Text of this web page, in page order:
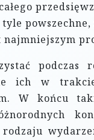
podczas
ich w
W końcu